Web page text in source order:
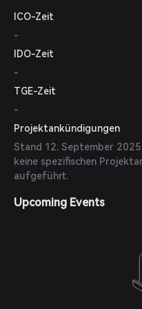
ICO-Zeit
-
IDO-Zeit
-
TGE-Zeit
-
Projektankündigungen
Stand 12. September
keine spezifischen
aufgeführt.
Upcoming Events